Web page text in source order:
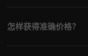
怎样获得准确价格？